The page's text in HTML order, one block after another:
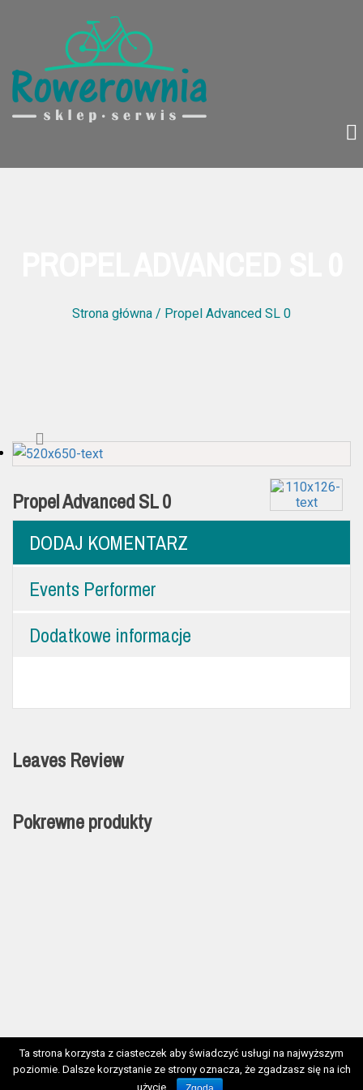
Strona główna / Propel Advanced SL 0
Propel Advanced SL 0
DODAJ KOMENTARZ
Events Performer
Dodatkowe informacje
Leaves Review
Pokrewne produkty
Rowerownia 2017, All Rights Reserved / wdrożenie: multimedia.net.pl
Ta strona korzysta z ciasteczek aby świadczyć usługi na najwyższym
poziomie. Dalsze korzystanie ze strony oznacza, że zgadzasz się na ich
użycie.